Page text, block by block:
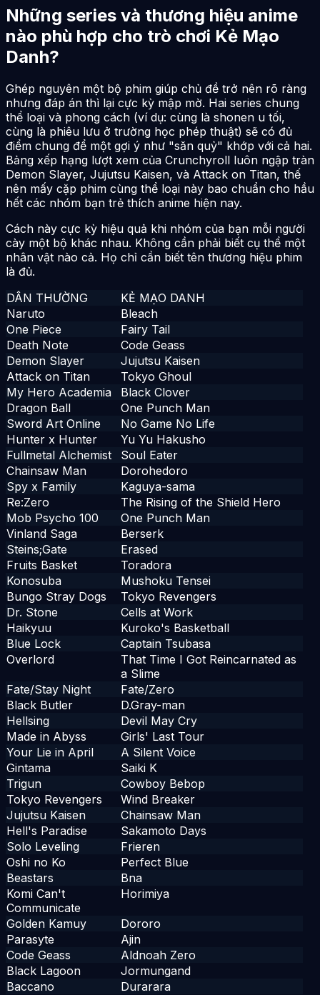
Những series và thương hiệu anime
nào phù hợp cho trò chơi Kẻ Mạo
Danh?
Ghép nguyên một bộ phim giúp chủ đề trở nên rõ ràng
nhưng đáp án thì lại cực kỳ mập mờ. Hai series chung
thể loại và phong cách (ví dụ: cùng là shonen u tối,
cùng là phiêu lưu ở trường học phép thuật) sẽ có đủ
điểm chung để một gợi ý như "săn quỷ" khớp với cả hai.
Bảng xếp hạng lượt xem của Crunchyroll luôn ngập tràn
Demon Slayer, Jujutsu Kaisen, và Attack on Titan, thế
nên mấy cặp phim cùng thể loại này bao chuẩn cho hầu
hết các nhóm bạn trẻ thích anime hiện nay.
Cách này cực kỳ hiệu quả khi nhóm của bạn mỗi người
cày một bộ khác nhau. Không cần phải biết cụ thể một
nhân vật nào cả. Họ chỉ cần biết tên thương hiệu phim
là đủ.
DÂN THƯỜNG
KẺ MẠO DANH
Naruto
Bleach
One Piece
Fairy Tail
Death Note
Code Geass
Demon Slayer
Jujutsu Kaisen
Attack on Titan
Tokyo Ghoul
My Hero Academia
Black Clover
Dragon Ball
One Punch Man
Sword Art Online
No Game No Life
Hunter x Hunter
Yu Yu Hakusho
Fullmetal Alchemist
Soul Eater
Chainsaw Man
Dorohedoro
Spy x Family
Kaguya-sama
Re:Zero
The Rising of the Shield Hero
Mob Psycho 100
One Punch Man
Vinland Saga
Berserk
Steins;Gate
Erased
Fruits Basket
Toradora
Konosuba
Mushoku Tensei
Bungo Stray Dogs
Tokyo Revengers
Dr. Stone
Cells at Work
Haikyuu
Kuroko's Basketball
Blue Lock
Captain Tsubasa
Overlord
That Time I Got Reincarnated as
a Slime
Fate/Stay Night
Fate/Zero
Black Butler
D.Gray-man
Hellsing
Devil May Cry
Made in Abyss
Girls' Last Tour
Your Lie in April
A Silent Voice
Gintama
Saiki K
Trigun
Cowboy Bebop
Tokyo Revengers
Wind Breaker
Jujutsu Kaisen
Chainsaw Man
Hell's Paradise
Sakamoto Days
Solo Leveling
Frieren
Oshi no Ko
Perfect Blue
Beastars
Bna
Komi Can't
Communicate
Horimiya
Golden Kamuy
Dororo
Parasyte
Ajin
Code Geass
Aldnoah Zero
Black Lagoon
Jormungand
Baccano
Durarara